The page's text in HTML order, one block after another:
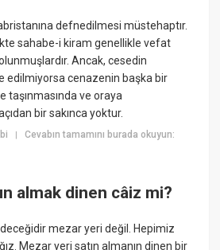
defnedilmesi müstehaptır.
sahabe-i kiram genellikle vefat
Ancak, cesedin
edilmiyorsa cenazenin başka bir
taşınmasında ve oraya
bir sakınca yoktur.
|Cevabın tamamını burada okuyun:
almak dinen câiz mi?
mezar yeri değil. Hepimiz
Mezar yeri satın almanın dinen bir